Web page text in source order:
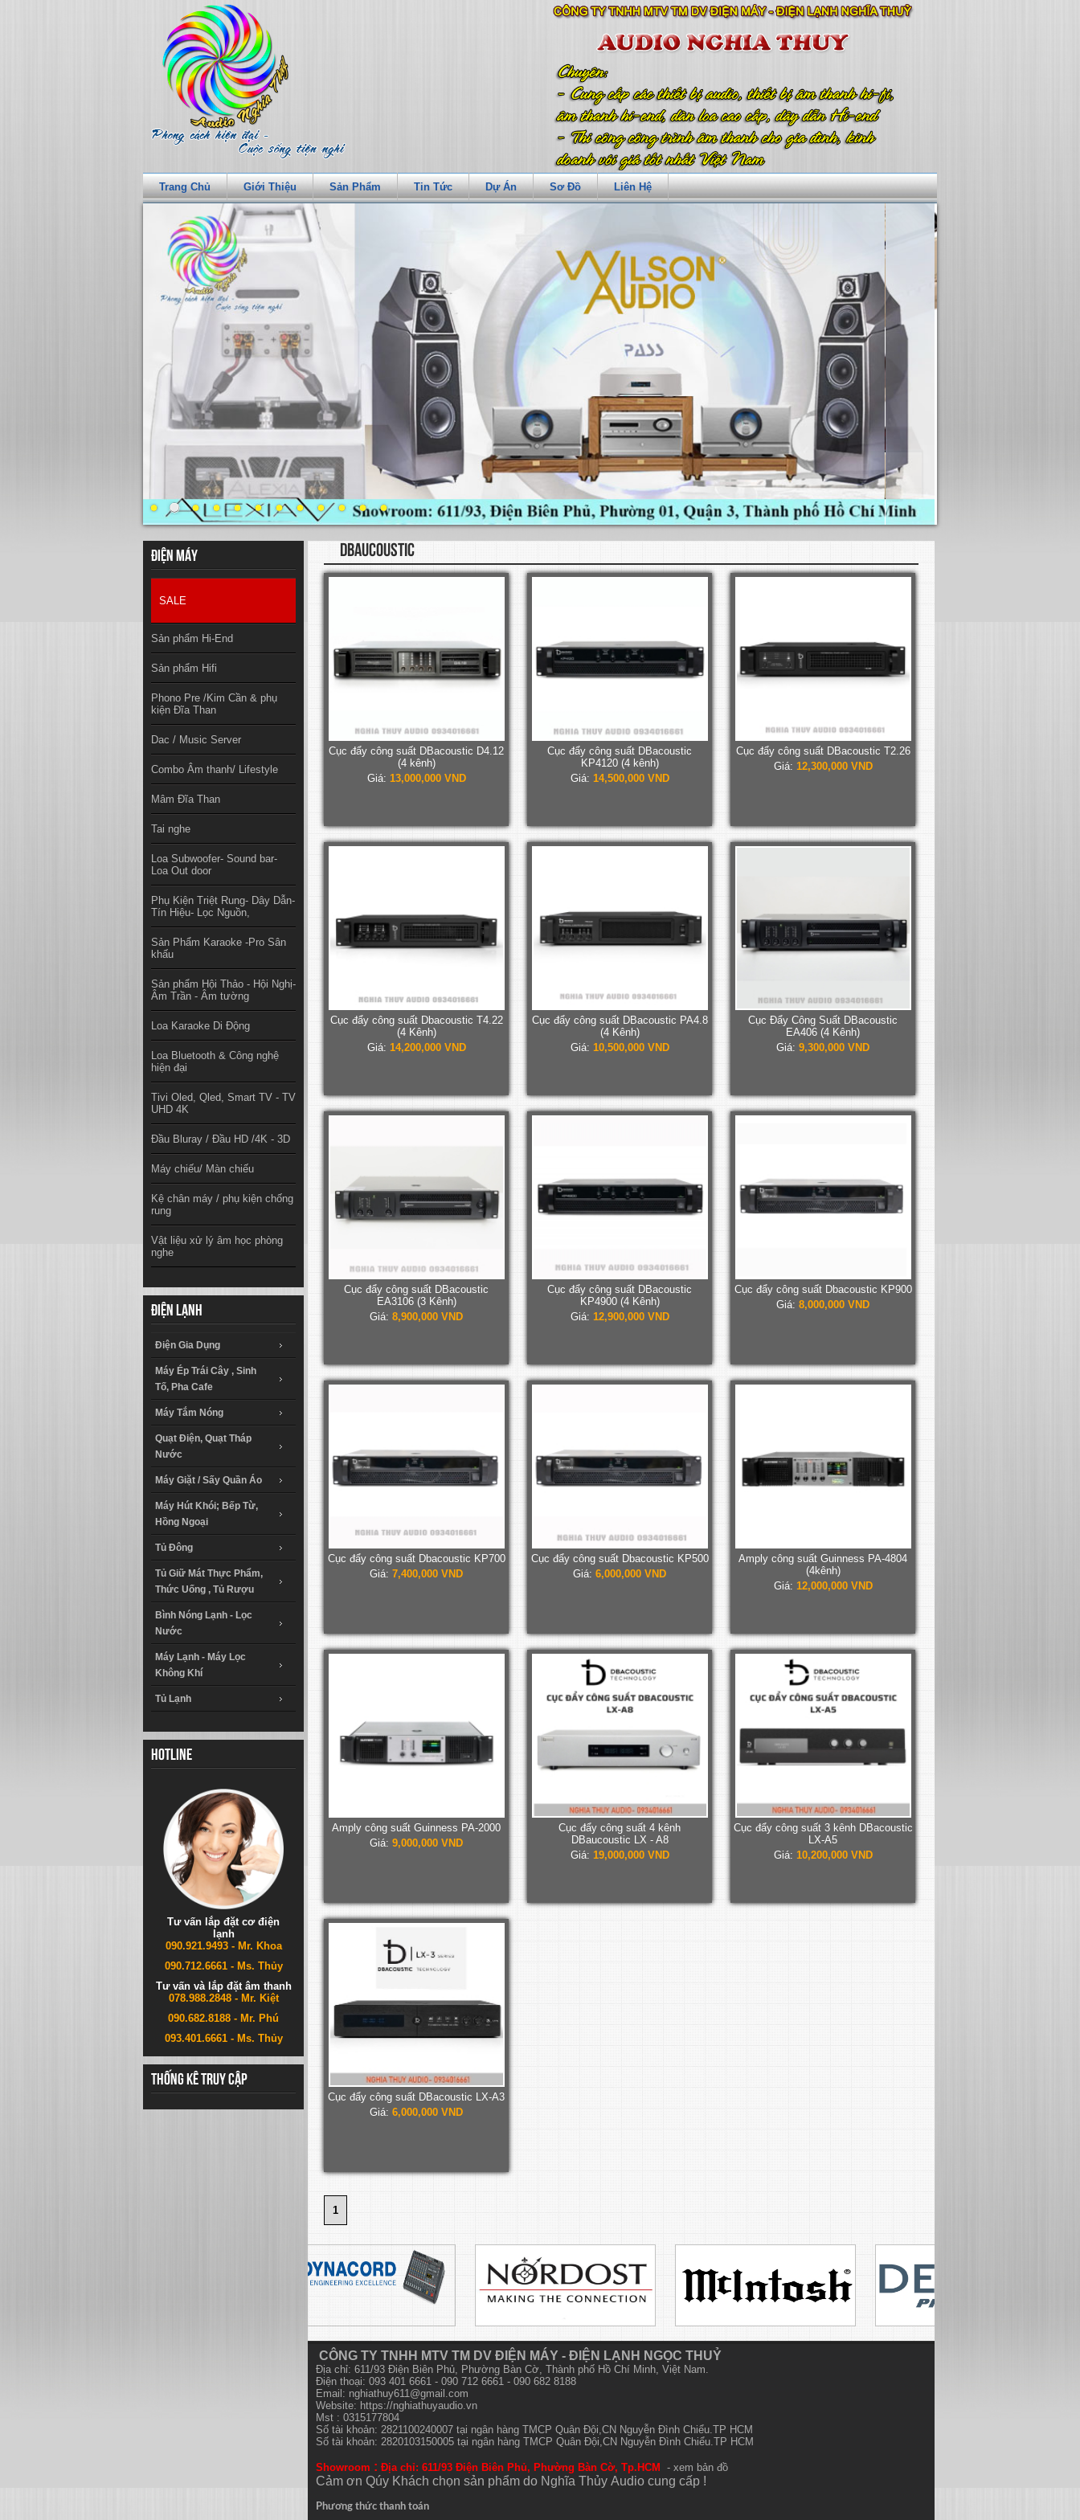
Trang Chủ Giới Thiệu Sản Phẩm Tin Tức Dự Án Sơ Đồ Liên Hệ
Điện máy
SALE
Sản phẩm Hi-End
Sản phẩm Hifi
Phono Pre /Kim Cần & phụ
kiện Đĩa Than
Dac / Music Server
Combo Âm thanh/ Lifestyle
Mâm Đĩa Than
Tai nghe
Loa Subwoofer- Sound bar-
Loa Out door
Phụ Kiện Triệt Rung- Dây Dẫn-
Tín Hiệu- Lọc Nguồn,
Sản Phẩm Karaoke -Pro Sân
khấu
Sản phẩm Hội Thảo - Hội Nghị-
Âm Trần - Âm tường
Loa Karaoke Di Động
Loa Bluetooth & Công nghệ
hiện đại
Tivi Oled, Qled, Smart TV - TV
UHD 4K
Đầu Bluray / Đầu HD /4K - 3D
Máy chiếu/ Màn chiếu
Kệ chân máy / phụ kiện chống
rung
Vật liệu xử lý âm học phòng
nghe
Điện lạnh
Điện Gia Dụng
Máy Ép Trái Cây , Sinh
Tố, Pha Cafe
Máy Tắm Nóng
Quạt Điện, Quạt Tháp
Nước
Máy Giặt / Sấy Quần Áo
Máy Hút Khói; Bếp Từ,
Hồng Ngoại
Tủ Đông
Tủ Giữ Mát Thực Phẩm,
Thức Uống , Tủ Rượu
Bình Nóng Lạnh - Lọc
Nước
Máy Lạnh - Máy Lọc
Không Khí
Tủ Lạnh
Hotline
Tư vấn lắp đặt cơ điện
lạnh
090.921.9493 - Mr. Khoa
090.712.6661 - Ms. Thủy
Tư vấn và lắp đặt âm thanh
078.988.2848 - Mr. Kiệt
090.682.8188 - Mr. Phú
093.401.6661 - Ms. Thủy
Thống kê truy cập
DBAUCOUSTIC
Cục đẩy công suất DBacoustic D4.12
(4 kênh)
Giá: 13,000,000 VND
Cục đẩy công suất DBacoustic
KP4120 (4 kênh)
Giá: 14,500,000 VND
Cục đẩy công suất DBacoustic T2.26
Giá: 12,300,000 VND
Cục đẩy công suất Dbacoustic T4.22
(4 Kênh)
Giá: 14,200,000 VND
Cục đẩy công suất DBacoustic PA4.8
(4 Kênh)
Giá: 10,500,000 VND
Cục Đẩy Công Suất DBacoustic
EA406 (4 Kênh)
Giá: 9,300,000 VND
Cục đẩy công suất DBacoustic
EA3106 (3 Kênh)
Giá: 8,900,000 VND
Cục đẩy công suất DBacoustic
KP4900 (4 Kênh)
Giá: 12,900,000 VND
Cục đẩy công suất Dbacoustic KP900
Giá: 8,000,000 VND
Cục đẩy công suất Dbacoustic KP700
Giá: 7,400,000 VND
Cục đẩy công suất Dbacoustic KP500
Giá: 6,000,000 VND
Amply công suất Guinness PA-4804
(4kênh)
Giá: 12,000,000 VND
Amply công suất Guinness PA-2000
Giá: 9,000,000 VND
Cục đẩy công suất 4 kênh
DBaucoustic LX - A8
Giá: 19,000,000 VND
Cục đẩy công suất 3 kênh DBacoustic
LX-A5
Giá: 10,200,000 VND
Cục đẩy công suất DBacoustic LX-A3
Giá: 6,000,000 VND
1
CÔNG TY TNHH MTV TM DV ĐIỆN MÁY - ĐIỆN LẠNH NGỌC THUỶ
Địa chỉ: 611/93 Điện Biên Phủ, Phường Bàn Cờ, Thành phố Hồ Chí Minh, Việt Nam.
Điện thoại: 093 401 6661 - 090 712 6661 - 090 682 8188
Email: nghiathuy611@gmail.com
Website: https://nghiathuyaudio.vn
Mst : 0315177804
Số tài khoản: 2821100240007 tại ngân hàng TMCP Quân Đội,CN Nguyễn Đình Chiểu.TP HCM
Số tài khoản: 2820103150005 tại ngân hàng TMCP Quân Đội,CN Nguyễn Đình Chiểu.TP HCM
Showroom : Địa chỉ: 611/93 Điện Biên Phủ, Phường Bàn Cờ, Tp.HCM - xem bản đồ
Cảm ơn Qúy Khách chọn sản phẩm do Nghĩa Thủy Audio cung cấp !
Phương thức thanh toán